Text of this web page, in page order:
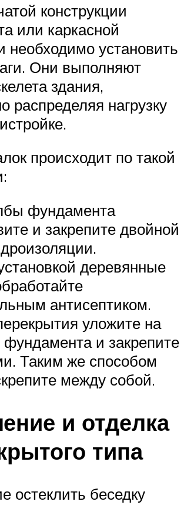
конструкции
или каркасной
необходимо установить
Они выполняют
здания,
распределяя нагрузку
происходит по такой
фундамента
и закрепите двойной
деревянные
антисептиком.
уложите на
и закрепите
Таким же способом
между собой.
и отделка
типа
остеклить беседку